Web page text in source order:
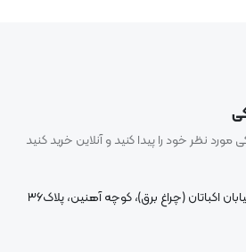
نظر خود را پیدا کنید و آنلاین خرید کنید
اکباتان (چراغ برق)، کوچه آهنین، پلاک۳۶